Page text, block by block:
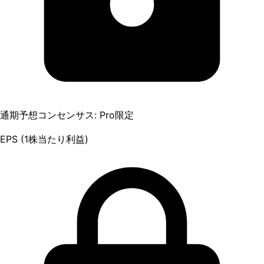
通期予想コンセンサス: Pro限定
EPS (1株当たり利益)